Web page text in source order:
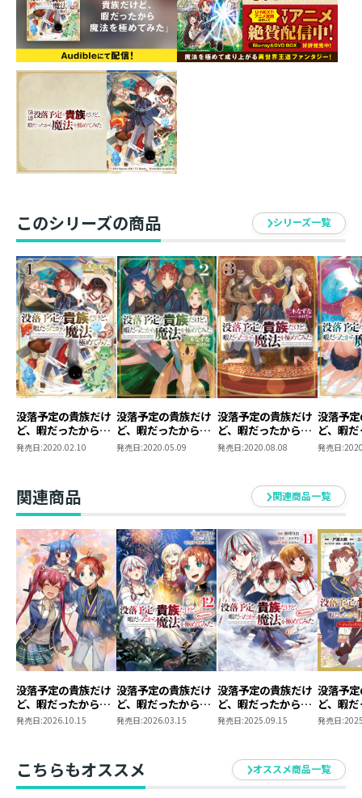
「死」を撥ね退けて、魔力（ちから）を手に入れ
ろ！
最強貴族による自由気ままな魔法ファンタジー第6
三体の神竜を懐柔し、隣接諸国を震撼させた国王リア
世界征服にも王手がかかる状態だが、彼にはそれより解
決すべき問題があった。
多すぎて、長時間使えなかったのだ！
凹むはずもないリアムは魔力の研究へとのめりこむ――。
魂を変化させる「死霊魔法」まで興味を持ち、「死」を
恐れぬ彼へ周りの神竜たちが畏怖を覚えるほどに。
かたや、リアムたち魔物の国への警戒を強めたパルタ公
国が神竜たちを消そうと動き出す！
古の必殺魔法「ドラゴンスレイヤー」が放たれて……!?
「死」を撥ね退けて、魔力（ちから）を手に入れろ！
最強貴族による自由気ままな魔法ファンタジー第6弾！
このシリーズの商品 シリーズ一覧
没落予定の貴族だけ
ど、暇だったから魔
法を極めてみた１
発売日:2020.02.10
没落予定の貴族だけ
ど、暇だったから魔
法を極めてみた２
発売日:2020.05.09
没落予定の貴族だけ
ど、暇だったから魔
法を極めてみた３
発売日:2020.08.08
没落予
ど、暇
法を極
発売日:
関連商品 関連商品一覧
没落予定の貴族だけ
ど、暇だったから魔
法を極めてみた
発売日:2026.10.15
没落予定の貴族だけ
ど、暇だったから魔
法を極めてみた
発売日:2026.03.15
没落予定の貴族だけ
ど、暇だったから魔
法を極めてみた＠
発売日:2025.09.15
没落予
ど、暇
法を極
～
発売日:
こちらもオススメ オススメ商品一覧